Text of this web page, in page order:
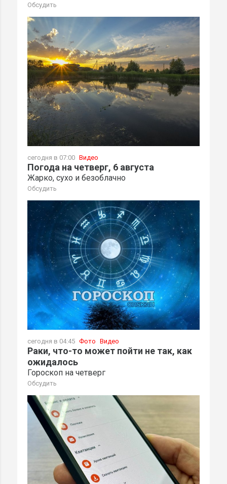
Обсудить
сегодня в 07:00 Видео
Погода на четверг, 6 августа
Жарко, сухо и безоблачно
Обсудить
сегодня в 04:45 Фото Видео
Раки, что-то может пойти не так, как
ожидалось
Гороскоп на четверг
Обсудить